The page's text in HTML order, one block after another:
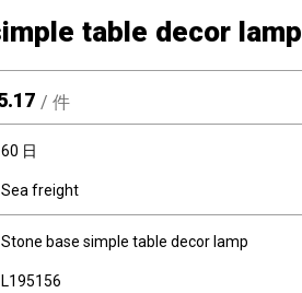
table decor lamp
/ 件
60 日
Sea freight
Stone base simple table decor lamp
L195156